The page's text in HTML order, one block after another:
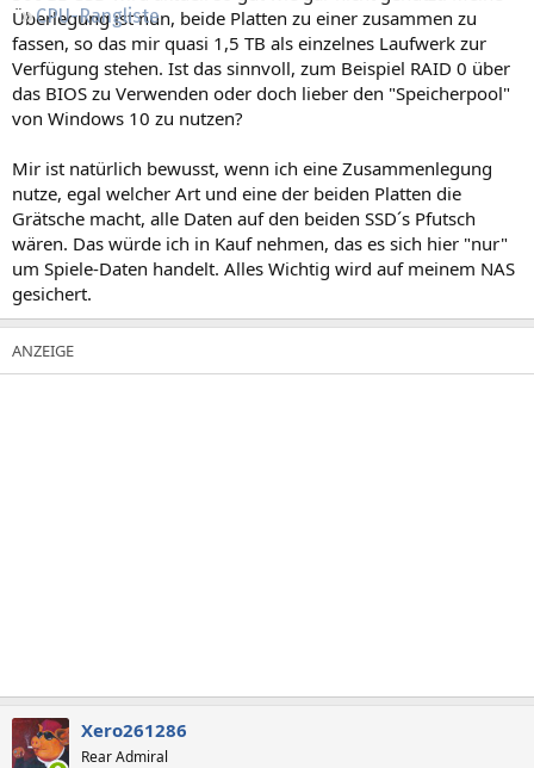
CPU-Rangliste
Überlegung ist nun, beide Platten zu einer zusammen zu
fassen, so das mir quasi 1,5 TB als einzelnes Laufwerk zur
Verfügung stehen. Ist das sinnvoll, zum Beispiel RAID 0 über
das BIOS zu Verwenden oder doch lieber den "Speicherpool"
von Windows 10 zu nutzen?
Mir ist natürlich bewusst, wenn ich eine Zusammenlegung
nutze, egal welcher Art und eine der beiden Platten die
Grätsche macht, alle Daten auf den beiden SSD´s Pfutsch
wären. Das würde ich in Kauf nehmen, das es sich hier "nur"
um Spiele-Daten handelt. Alles Wichtig wird auf meinem NAS
gesichert.
Xero261286
Rear Admiral